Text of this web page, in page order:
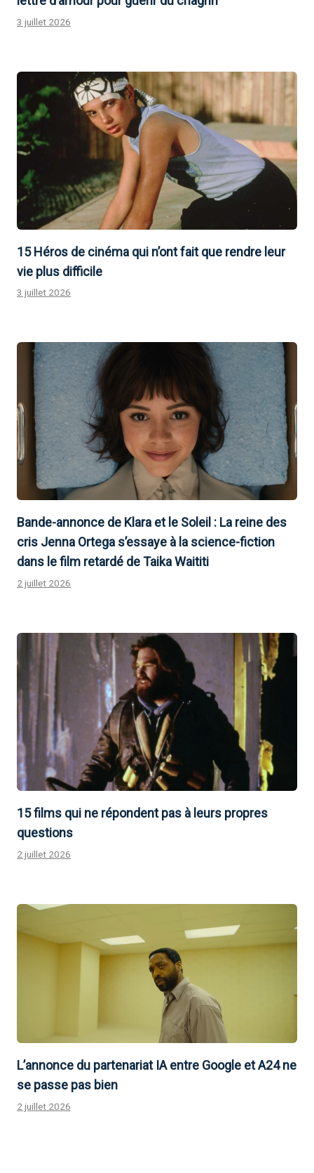
3 juillet 2026
15 Héros de cinéma qui n’ont fait que rendre leur
vie plus difficile
3 juillet 2026
Bande-annonce de Klara et le Soleil : La reine des
cris Jenna Ortega s’essaye à la science-fiction
dans le film retardé de Taika Waititi
2 juillet 2026
15 films qui ne répondent pas à leurs propres
questions
2 juillet 2026
L’annonce du partenariat IA entre Google et A24 ne
se passe pas bien
2 juillet 2026